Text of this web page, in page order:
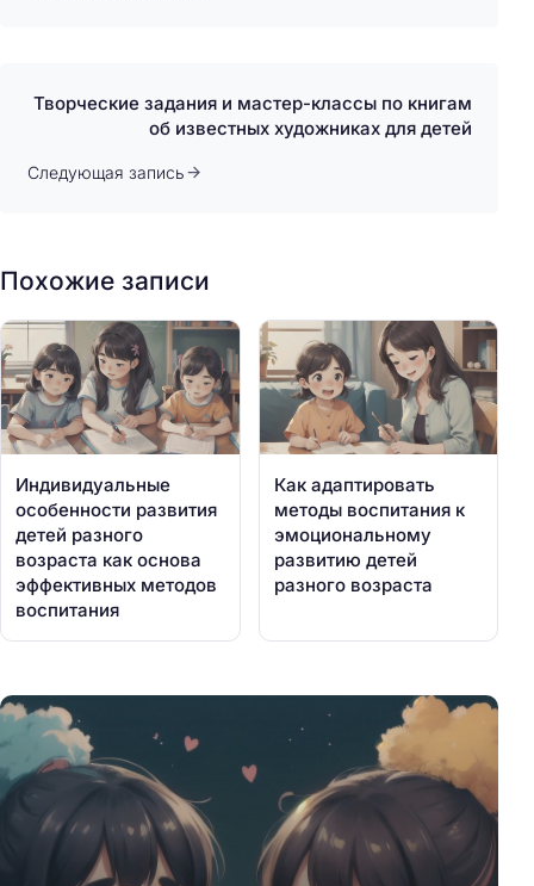
Творческие задания и мастер-классы по книгам
об известных художниках для детей
Следующая запись
Похожие записи
Индивидуальные
особенности развития
детей разного
возраста как основа
эффективных методов
воспитания
Как адаптировать
методы воспитания к
эмоциональному
развитию детей
разного возраста